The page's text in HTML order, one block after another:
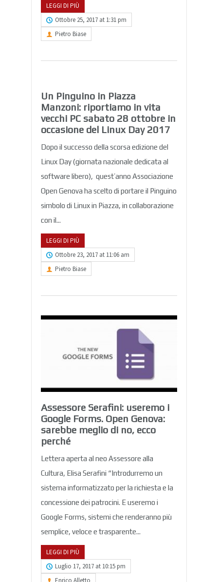
LEGGI DI PIÙ
Ottobre 25, 2017 at 1:31 pm
Pietro Biase
Un Pinguino in Piazza
Manzoni: riportiamo in vita
vecchi PC sabato 28 ottobre in
occasione del Linux Day 2017
Dopo il successo della scorsa edizione del
Linux Day (giornata nazionale dedicata al
software libero), quest’anno Associazione
Open Genova ha scelto di portare il Pinguino
simbolo di Linux in Piazza, in collaborazione
con il...
LEGGI DI PIÙ
Ottobre 23, 2017 at 11:06 am
Pietro Biase
Assessore Serafini: useremo i
Google Forms. Open Genova:
sarebbe meglio di no, ecco
perché
Lettera aperta al neo Assessore alla
Cultura, Elisa Serafini “Introdurremo un
sistema informatizzato per la richiesta e la
concessione dei patrocini. E useremo i
Google Forms, sistemi che renderanno più
semplice, veloce e trasparente...
LEGGI DI PIÙ
Luglio 17, 2017 at 10:15 pm
Enrico Alletto